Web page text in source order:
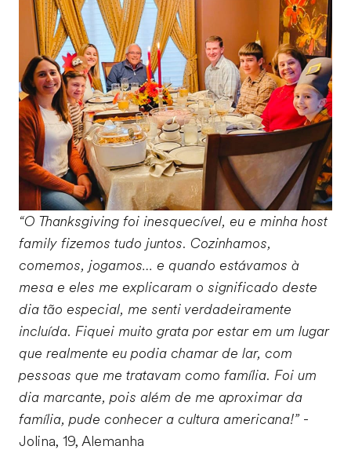
“O Thanksgiving foi inesquecível, eu e minha host
family fizemos tudo juntos. Cozinhamos,
comemos, jogamos… e quando estávamos à
mesa e eles me explicaram o significado deste
dia tão especial, me senti verdadeiramente
incluída. Fiquei muito grata por estar em um lugar
que realmente eu podia chamar de lar, com
pessoas que me tratavam como família. Foi um
dia marcante, pois além de me aproximar da
família, pude conhecer a cultura americana!”-
Jolina, 19, Alemanha